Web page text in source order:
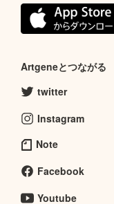
Artgeneとつながる
twitter
Instagram
Note
Facebook
Youtube